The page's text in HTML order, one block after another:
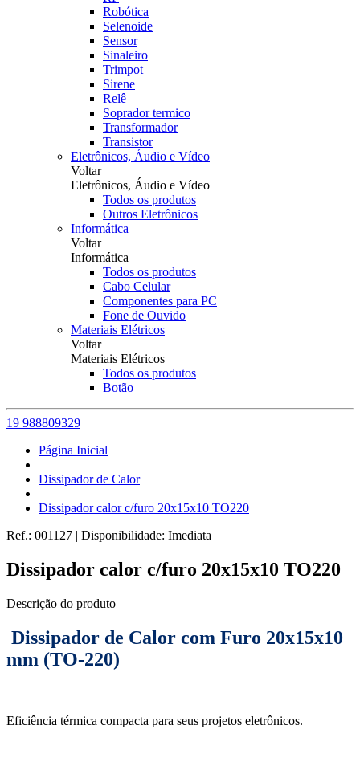
Robótica
Selenoide
Sensor
Sinaleiro
Trimpot
Sirene
Relê
Soprador termico
Transformador
Transistor
Eletrônicos, Áudio e Vídeo
Voltar
Eletrônicos, Áudio e Vídeo
Todos os produtos
Outros Eletrônicos
Informática
Voltar
Informática
Todos os produtos
Cabo Celular
Componentes para PC
Fone de Ouvido
Materiais Elétricos
Voltar
Materiais Elétricos
Todos os produtos
Botão
19 988809329
Página Inicial
Dissipador de Calor
Dissipador calor c/furo 20x15x10 TO220
Ref.: 001127 | Disponibilidade: Imediata
Dissipador calor c/furo 20x15x10 TO220
Descrição do produto
Dissipador de Calor com Furo 20x15x10
mm (TO-220)
Eficiência térmica compacta para seus projetos eletrônicos.